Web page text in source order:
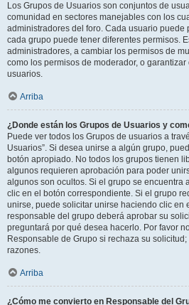
Los Grupos de Usuarios son conjuntos de
comunidad en sectores manejables con los
administradores del foro. Cada usuario puede
cada grupo puede tener diferentes permisos.
administradores, a cambiar los permisos de
como los permisos de moderador, o
usuarios.
Arriba
¿Donde están los Grupos de Usuarios y
Puede ver todos los Grupos de usuarios a
Usuarios”. Si desea unirse a algún grupo,
botón apropiado. No todos los grupos tienen
algunos requieren aprobación para poder
algunos son ocultos. Si el grupo se encuentra
clic en el botón correspondiente. Si el grupo
unirse, puede solicitar unirse haciendo clic en
responsable del grupo deberá aprobar su
preguntará por qué desea hacerlo. Por favor
Responsable de Grupo si rechaza su
razones.
Arriba
¿Cómo me convierto en Responsable del